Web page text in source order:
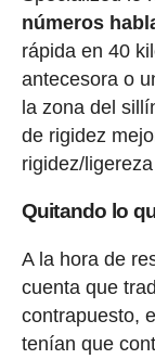
números
rápida en 40
antecesora o
la zona del
de rigidez
rigidez/
Quitando lo
A la hora de
cuenta que
contrapuesto,
tenían que